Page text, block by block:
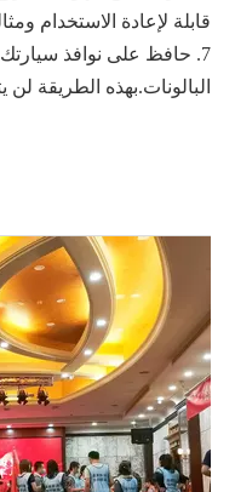
قابلة لإعادة الاستخدام
7. حافظ على نوافذ سيارتك
البالونات.بهذه الطريقة لن